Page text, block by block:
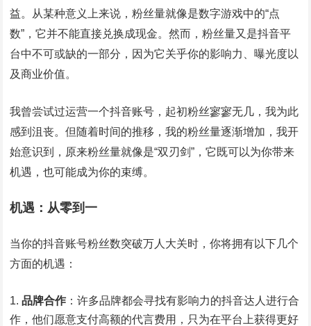
益。从某种意义上来说，粉丝量就像是数字游戏中的“点
数”，它并不能直接兑换成现金。然而，粉丝量又是抖音平
台中不可或缺的一部分，因为它关乎你的影响力、曝光度以
及商业价值。
我曾尝试过运营一个抖音账号，起初粉丝寥寥无几，我为此
感到沮丧。但随着时间的推移，我的粉丝量逐渐增加，我开
始意识到，原来粉丝量就像是“双刃剑”，它既可以为你带来
机遇，也可能成为你的束缚。
机遇：从零到一
当你的抖音账号粉丝数突破万人大关时，你将拥有以下几个
方面的机遇：
品牌合作 ：许多品牌都会寻找有影响力的抖音达人进行合
作，他们愿意支付高额的代言费用，只为在平台上获得更好